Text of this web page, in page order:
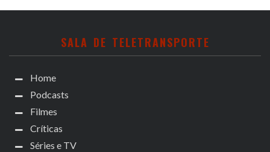
SALA DE TELETRANSPORTE
Home
Podcasts
Filmes
Críticas
Séries e TV